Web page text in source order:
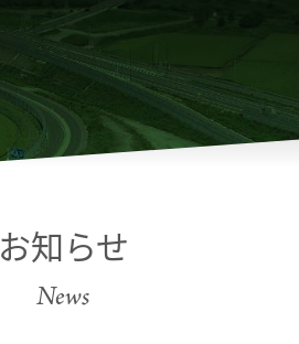
お知らせ
News